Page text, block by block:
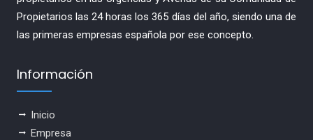
Propietarios las 24 horas los 365 días del año, siendo una de
las primeras empresas española por ese concepto.
Información
Inicio
Empresa